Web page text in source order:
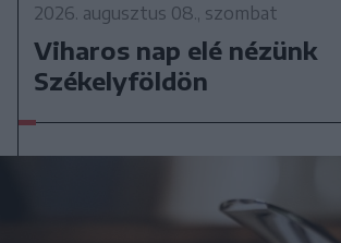
2026. augusztus 08., szombat
Viharos nap elé nézünk
Székelyföldön